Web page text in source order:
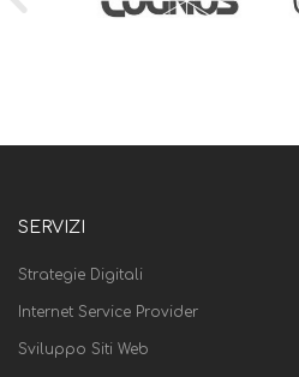
SERVIZI
Strategie Digitali
Internet Service Provider
Sviluppo Siti Web